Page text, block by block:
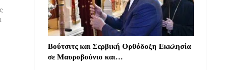
Βούτσιτς και Σερβική Ορθόδοξη Εκκλησία
σε Μαυροβούνιο και…